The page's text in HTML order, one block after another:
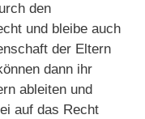
den
und bleibe auch
der Eltern
dann ihr
ableiten und
auf das Recht